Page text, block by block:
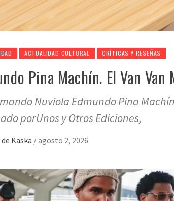
ACTUALIDAD CULTURAL CRÍTICAS Y RESEÑAS
Pina Machín. El Van Van
Nuviola Edmundo Pina
porUnos y Otros Ediciones,
Kaska /agosto 2, 2026